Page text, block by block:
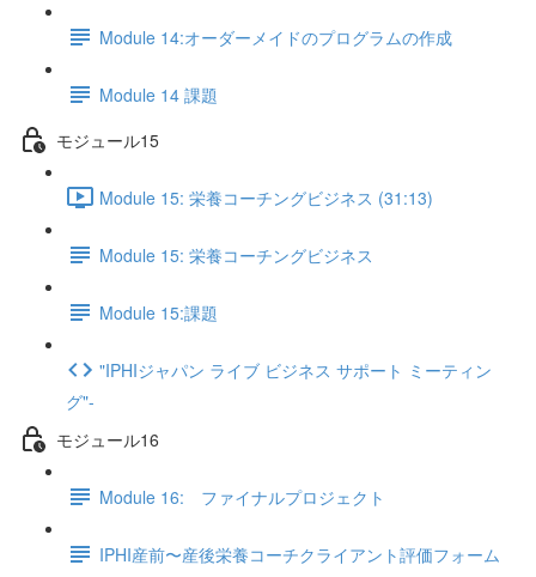
Module 14:オーダーメイドのプログラムの作成
Module 14 課題
モジュール15
Module 15: 栄養コーチングビジネス (31:13)
Module 15: 栄養コーチングビジネス
Module 15:課題
"IPHIジャパン ライブ ビジネス サポート ミーティン
グ"-
モジュール16
Module 16: ファイナルプロジェクト
IPHI産前〜産後栄養コーチクライアント評価フォーム